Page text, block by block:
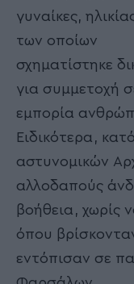
γυναίκες,
των οποίων
σχηματίστηκε
για συμμετοχή
εμπορία
Ειδικότερα,
αστυνομικών
αλλοδαπούς
βοήθεια, χωρίς
όπου
εντόπισαν σε